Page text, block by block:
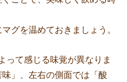
グを温めておきましょう。
って感じる味覚が異なりま
」、左右の側面では「酸